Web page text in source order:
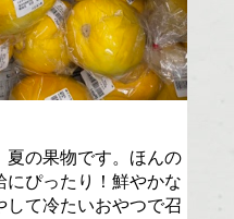
夏の果物です。ほんの
にぴったり！鮮やかな
して冷たいおやつで召